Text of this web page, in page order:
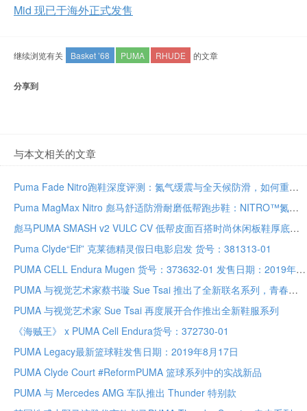
Mid 现已于海外正式发售
继续浏览有关 Basket ’68 PUMA RHUDE 的文章
分享到
与本文相关的文章
Puma Fade Nitro跑鞋深度评测：氮气缓震与全天候防滑，如何重塑日常通勤与慢跑体验
Puma MagMax Nitro 彪马舒适防滑耐磨低帮跑步鞋：NITRO™氮气科技
彪马PUMA SMASH v2 VULC CV 低帮皮面百搭时尚休闲板鞋厚底增高老爹鞋
Puma Clyde“Elf” 克莱德精灵假日电影启发 货号：381313-01
PUMA CELL Endura Mugen 货号：373632-01 发售日期：2019年10 月 10 日
PUMA 与视觉艺术家蔡书璇 Sue Tsai 推出了全新联名系列，青春的记忆、初恋的灵感
PUMA 与视觉艺术家 Sue Tsai 再度展开合作推出全新鞋服系列
《海贼王》 x PUMA Cell Endura货号：372730-01
PUMA Legacy最新篮球鞋发售日期：2019年8月17日
PUMA Clyde Court #ReformPUMA 篮球系列中的实战新品
PUMA 与 Mercedes AMG 车队推出 Thunder 特别款